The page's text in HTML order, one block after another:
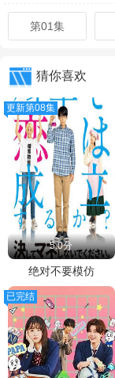
第01集
猜你喜欢
更新第08集
5.0分
绝对不要模仿
已完结